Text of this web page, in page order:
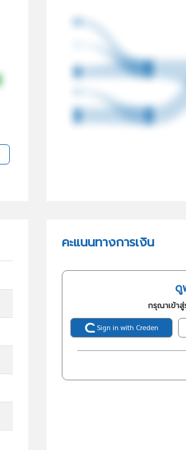
คะแนนทางการเงิน
ดู
กรุณาเข้า
Sign in with Creden